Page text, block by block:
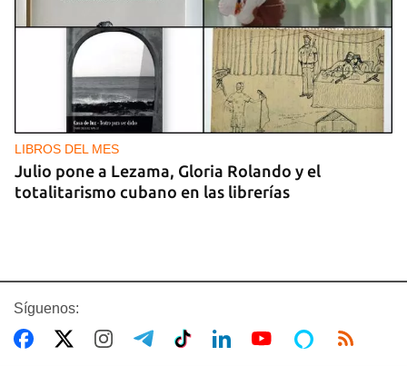
LIBROS DEL MES
Julio pone a Lezama, Gloria Rolando y el
totalitarismo cubano en las librerías
Síguenos: